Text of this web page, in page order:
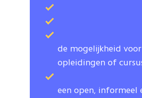
de mogelijkheid
opleidingen of
een open, informeel